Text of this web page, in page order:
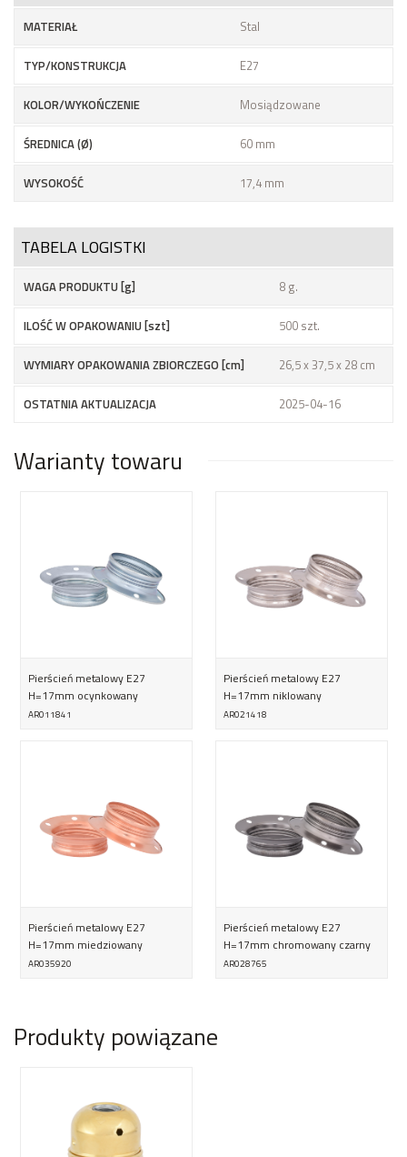
MATERIAŁ Stal
TYP/KONSTRUKCJA E27
KOLOR/WYKOŃCZENIE Mosiądzowane
ŚREDNICA (Ø) 60 mm
WYSOKOŚĆ 17,4 mm
TABELA LOGISTKI
WAGA PRODUKTU [g] 8 g.
ILOŚĆ W OPAKOWANIU [szt] 500 szt.
WYMIARY OPAKOWANIA ZBIORCZEGO [cm] 26,5 x 37,5 x 28 cm
OSTATNIA AKTUALIZACJA 2025-04-16
Warianty towaru
Pierścień metalowy E27
H=17mm ocynkowany
AR011841
Pierścień metalowy E27
H=17mm niklowany
AR021418
Pierścień metalowy E27
H=17mm miedziowany
AR035920
Pierścień metalowy E27
H=17mm chromowany czarny
AR028765
Produkty powiązane